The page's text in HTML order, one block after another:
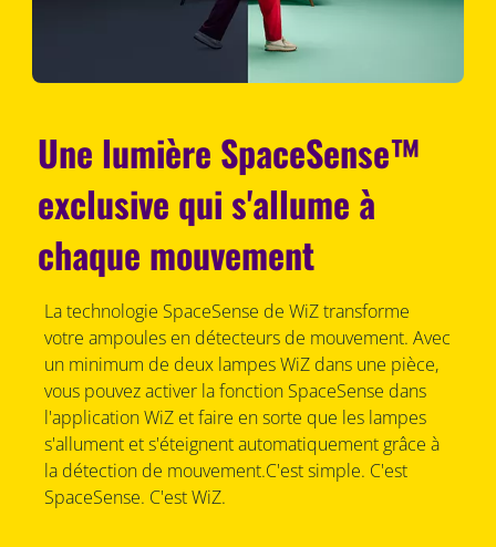
Une lumière SpaceSense™
exclusive qui s'allume à
chaque mouvement
La technologie SpaceSense de WiZ transforme
votre ampoules en détecteurs de mouvement. Avec
un minimum de deux lampes WiZ dans une pièce,
vous pouvez activer la fonction SpaceSense dans
l'application WiZ et faire en sorte que les lampes
s'allument et s'éteignent automatiquement grâce à
la détection de mouvement.C'est simple. C'est
SpaceSense. C'est WiZ.